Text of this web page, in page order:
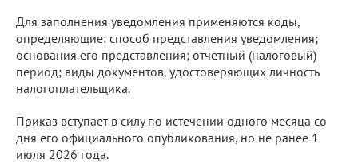
Для заполнения уведомления применяются коды,
определяющие: способ представления уведомления;
основания его представления; отчетный (налоговый)
период; виды документов, удостоверяющих личность
налогоплательщика.
Приказ вступает в силу по истечении одного месяца со
дня его официального опубликования, но не ранее 1
июля 2026 года.